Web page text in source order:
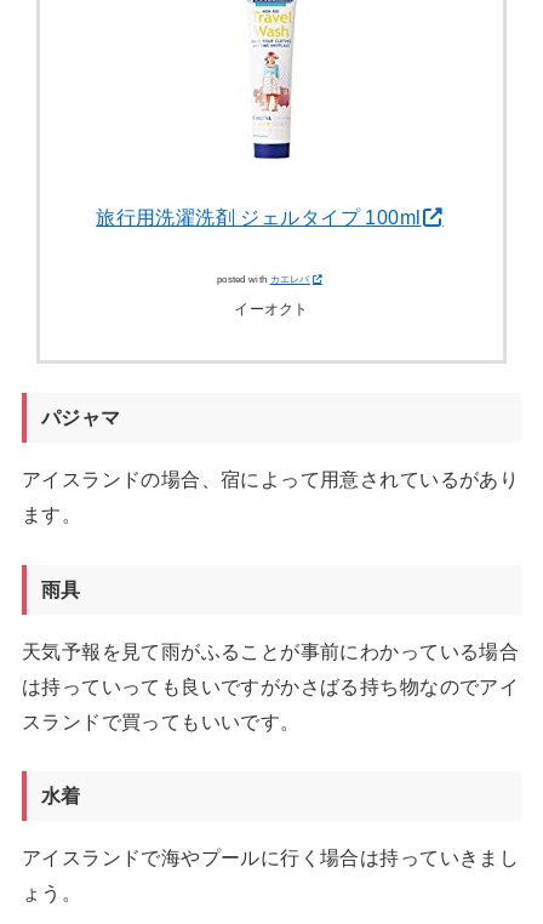
旅行用洗濯洗剤 ジェルタイプ 100ml
posted with カエレバ
イーオクト
パジャマ
アイスランドの場合、宿によって用意されているがあり
ます。
雨具
天気予報を見て雨がふることが事前にわかっている場合
は持っていっても良いですがかさばる持ち物なのでアイ
スランドで買ってもいいです。
水着
アイスランドで海やプールに行く場合は持っていきまし
ょう。